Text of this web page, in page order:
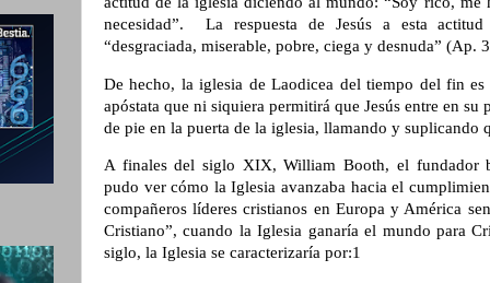
necesidad”. La respuesta de Jesús a esta
“desgraciada, miserable, pobre, ciega y desnuda” (Ap.
De hecho, la iglesia de Laodicea del tiempo del fin
apóstata que ni siquiera permitirá que Jesús entre en su
de pie en la puerta de la iglesia, llamando y suplicando
A finales del siglo XIX, William Booth, el fundador
pudo ver cómo la Iglesia avanzaba hacia el
compañeros líderes cristianos en Europa y América
Cristiano”, cuando la Iglesia ganaría el mundo para
siglo, la Iglesia se caracterizaría por:1